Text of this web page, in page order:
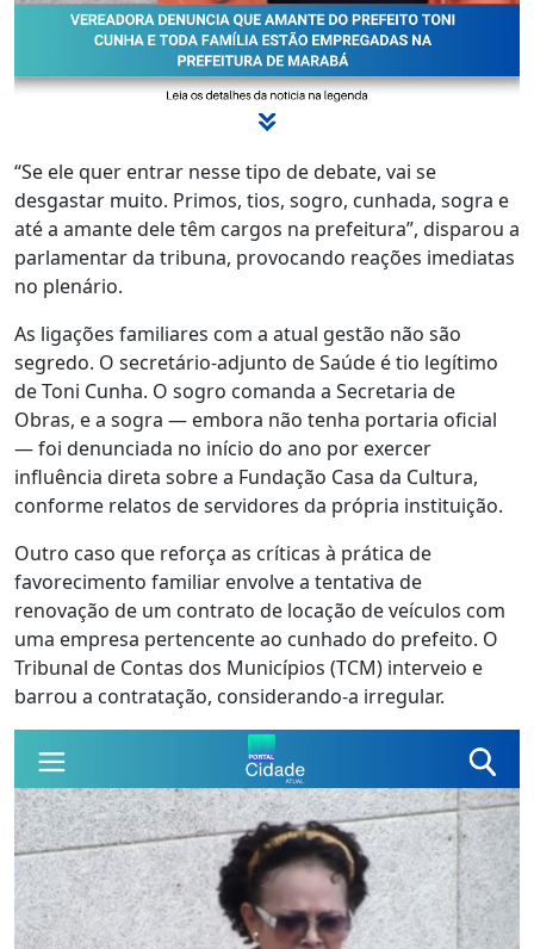
“Se ele quer entrar nesse tipo de debate, vai se
desgastar muito. Primos, tios, sogro, cunhada, sogra e
até a amante dele têm cargos na prefeitura”, disparou a
parlamentar da tribuna, provocando reações imediatas
no plenário.
As ligações familiares com a atual gestão não são
segredo. O secretário-adjunto de Saúde é tio legítimo
de Toni Cunha. O sogro comanda a Secretaria de
Obras, e a sogra — embora não tenha portaria oficial
— foi denunciada no início do ano por exercer
influência direta sobre a Fundação Casa da Cultura,
conforme relatos de servidores da própria instituição.
Outro caso que reforça as críticas à prática de
favorecimento familiar envolve a tentativa de
renovação de um contrato de locação de veículos com
uma empresa pertencente ao cunhado do prefeito. O
Tribunal de Contas dos Municípios (TCM) interveio e
barrou a contratação, considerando-a irregular.